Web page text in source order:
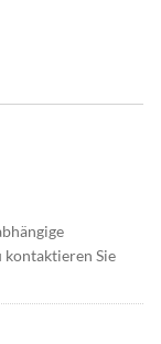
kontaktieren Sie